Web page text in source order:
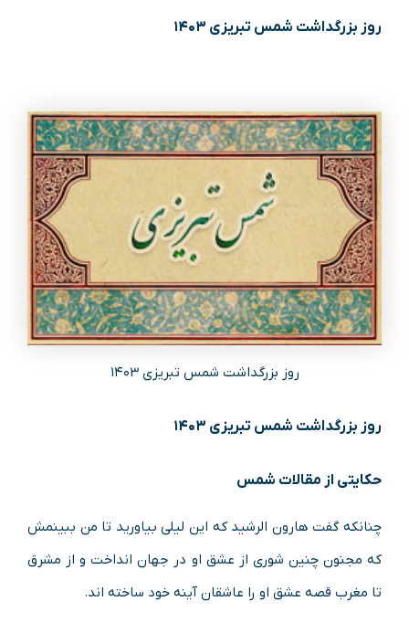
روز بزرگداشت شمس تبریزی ۱۴۰۳
روز بزرگداشت شمس تبریزی ۱۴۰۳
روز بزرگداشت شمس تبریزی ۱۴۰۳
حکایتی از مقالات شمس
چنانکه گفت هارون الرشید که این لیلی بیاورید تا من ببینمش
که مجنون چنین شوری از عشق او در جهان انداخت و از مشرق
تا مغرب قصه عشق او را عاشقان آینه خود ساخته اند.